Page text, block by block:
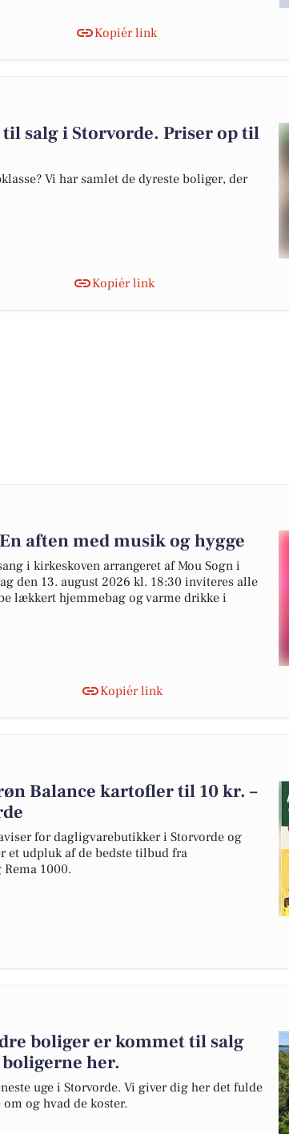
Kopiér link
salg i Storvorde. Priser op til
Vi har samlet de dyreste boliger, der
Kopiér link
aften med musik og hygge
i kirkeskoven arrangeret af Mou Sogn i
den 13. august 2026 kl. 18:30 inviteres alle
lækkert hjemmebag og varme drikke i
Kopiér link
Balance kartofler til 10 kr. –
for dagligvarebutikker i Storvorde og
et udpluk af de bedste tilbud fra
1000.
boliger er kommet til salg
her.
uge i Storvorde. Vi giver dig her det fulde
og hvad de koster.